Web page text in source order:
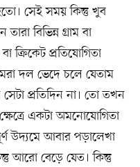
সেই সময় কিন্তু খুব
বিভিন্ন গ্রাম বা
ক্রিকেট প্রতিযোগিতা
দল ভেদে চলে যেতাম
প্রতিদিন না। তো তখন
একটা অমনোযোগিতা
উদ্যমে আবার পড়ালেখা
আরো বেড়ে যেত। কিন্তু